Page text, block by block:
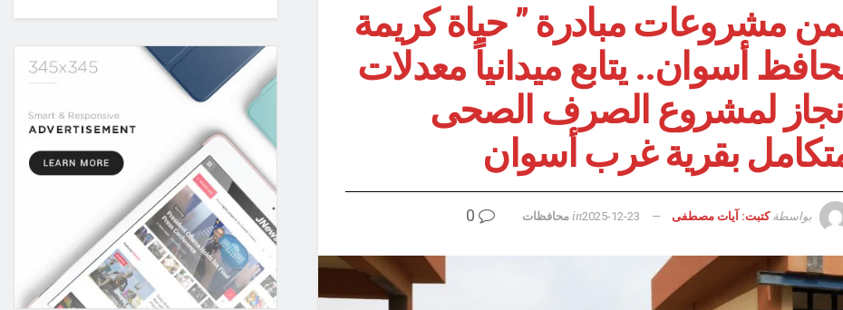
مشروعات مبادرة ” حياة كريمة
أسوان.. يتابع ميدانياً معدلات
لمشروع الصرف الصحى
بقرية غرب أسوان
بواسطة كتبت: آيات مصطفى 2025-12-23
in محافظات